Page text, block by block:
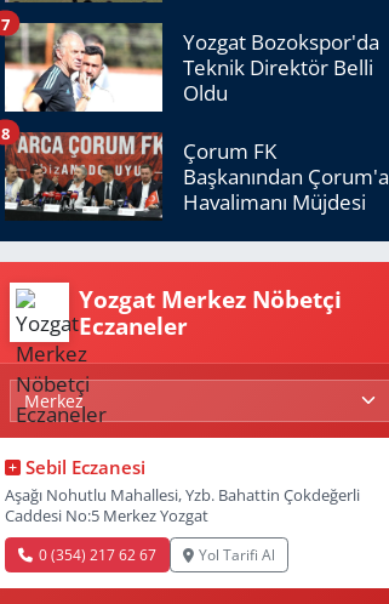
Yozgat Bozokspor'da
Teknik Direktör Belli
Oldu
7
Çorum FK
Başkanından Çorum'a
Havalimanı Müjdesi
8
Yozgat Merkez Nöbetçi
Eczaneler
Sebil Eczanesi
Aşağı Nohutlu Mahallesi, Yzb. Bahattin Çokdeğerli
Caddesi No:5 Merkez Yozgat
0 (354) 217 62 67 Yol Tarifi Al